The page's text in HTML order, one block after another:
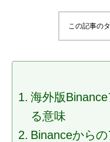
この記事の
海外版
る意味
Binanceから